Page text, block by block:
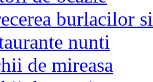
burlacilor
nunti
de mireasa